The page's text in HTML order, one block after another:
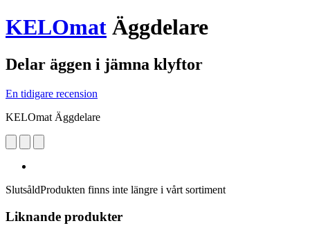
KELOmat Äggdelare
Delar äggen i jämna klyftor
En tidigare recension
KELOmat Äggdelare
SlutsåldProdukten finns inte längre i vårt sortiment
Liknande produkter